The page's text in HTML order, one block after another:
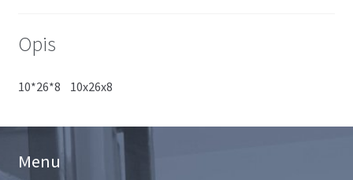
Opis
10*26*8 10x26x8
Menu